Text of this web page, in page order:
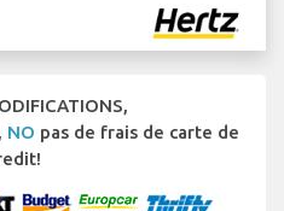
NO pas de frais de carte de